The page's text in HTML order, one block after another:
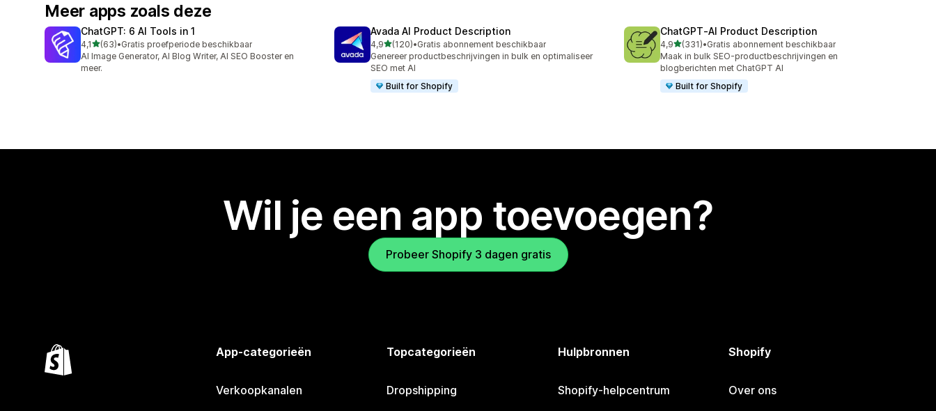
Meer apps zoals deze
ChatGPT: 6 AI Tools in 1
4,1van 5 sterren
(63)
63 recensies in totaal
•Gratis proefperiode beschikbaar
AI Image Generator, AI Blog Writer, AI SEO Booster en
meer.
Avada AI Product Description
4,9van 5 sterren
(120)
120 recensies in totaal
•Gratis abonnement beschikbaar
Genereer productbeschrijvingen in bulk en optimaliseer
SEO met AI
Built for Shopify
ChatGPT‑AI Product Description
4,9van 5 sterren
(331)
331 recensies in totaal
•Gratis abonnement beschikbaar
Maak in bulk SEO-productbeschrijvingen en
blogberichten met ChatGPT AI
Built for Shopify
Wil je een app toevoegen?
Probeer Shopify 3 dagen gratis
App-categorieën
Verkoopkanalen
Topcategorieën
Dropshipping
Hulpbronnen
Shopify-helpcentrum
Shopify
Over ons